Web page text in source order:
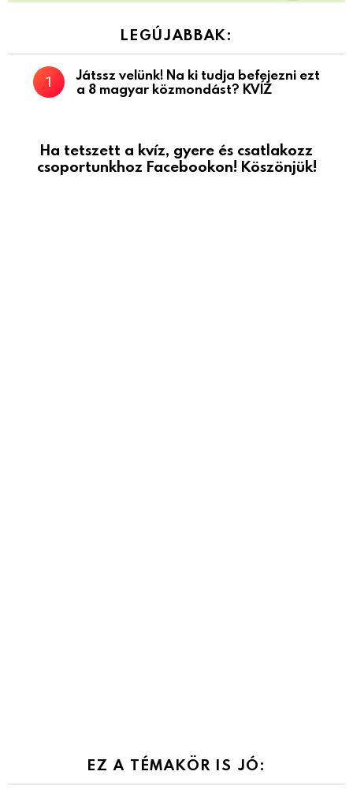
LEGÚJABBAK:
Játssz velünk! Na ki tudja befejezni ezt
a 8 magyar közmondást? KVÍZ
Ha tetszett a kvíz, gyere és csatlakozz
csoportunkhoz Facebookon! Köszönjük!
EZ A TÉMAKÖR IS JÓ: